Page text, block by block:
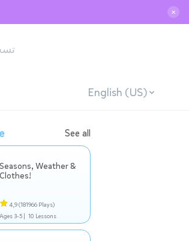
✕
English (US)
See all
Seasons, Weather &
Clothes!
4,9(181966 Plays)
Ages 3-5 | 10 Lessons